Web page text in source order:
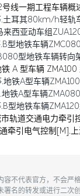
线一期工程车辆
.土耳其80km/h轻
来西亚动车组
型地铁车辆
型地铁车辆转
A 型车辆
地铁A型车辆
地铁A型车辆
型地铁车辆
轨道交通电力牵
牵引电气控制[M].
容不代表官方，不会
名的转发或进行二次